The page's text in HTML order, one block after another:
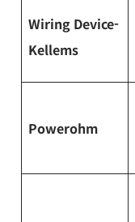
Wiring Device-
Kellems
Powerohm